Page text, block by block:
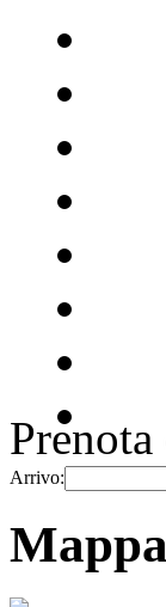
Prenota
Arrivo: